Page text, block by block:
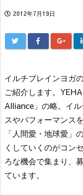
2012年7月19日
イルチブレインヨガ
ご紹介します。
Alliance」の略。イ
スやパフォーマンス
「人間愛・地球愛」
くしていくのがコン
ろな機会で集まり、
ています。